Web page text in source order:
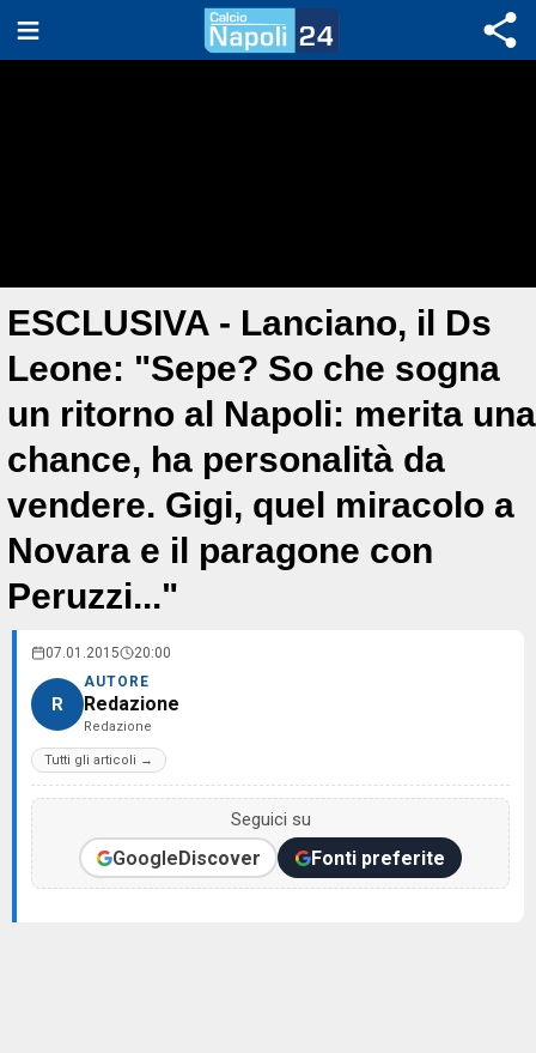
ESCLUSIVA - Lanciano, il Ds
Leone: "Sepe? So che sogna
un ritorno al Napoli: merita una
chance, ha personalità da
vendere. Gigi, quel miracolo a
Novara e il paragone con
Peruzzi..."
07.01.2015 20:00
R
AUTORE
Redazione
Redazione
Tutti gli articoli →
Seguici su
GoogleDiscover Fonti preferite